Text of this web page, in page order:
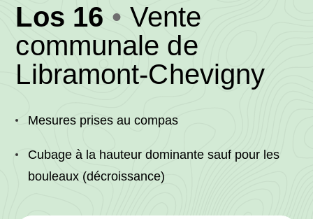
Los 16 (RW/953/2024/
-
Vente
communale de
Libramont-Chevigny•
Mesures prises au compas
Cubage à la hauteur dominante sauf pour les
bouleaux (décroissance)